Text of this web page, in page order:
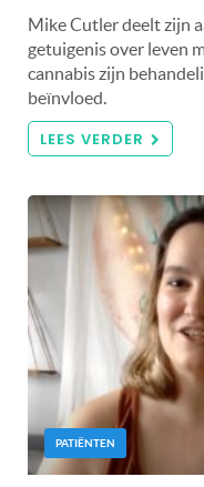
Mike Cutler deelt zijn
getuigenis over leven
cannabis zijn
beïnvloed.
LEES VERDER
PATIËNTEN